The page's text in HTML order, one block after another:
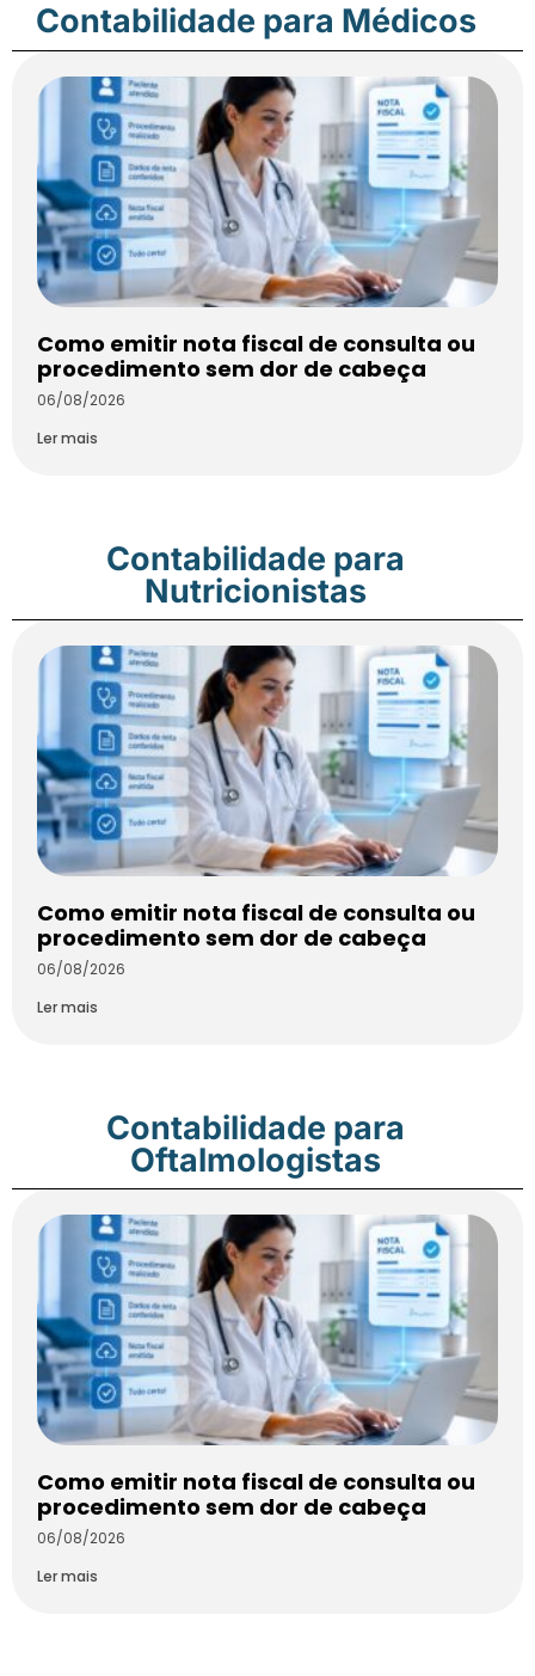
Contabilidade para Médicos
Como emitir nota fiscal de consulta ou
procedimento sem dor de cabeça
06/08/2026
Ler mais
Contabilidade para
Nutricionistas
Como emitir nota fiscal de consulta ou
procedimento sem dor de cabeça
06/08/2026
Ler mais
Contabilidade para
Oftalmologistas
Como emitir nota fiscal de consulta ou
procedimento sem dor de cabeça
06/08/2026
Ler mais